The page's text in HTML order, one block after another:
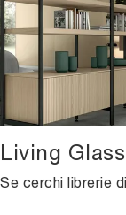
Living Glass